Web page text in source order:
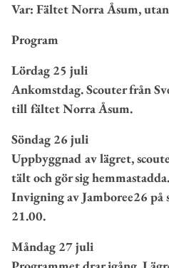
Var: Fältet Norra Åsum,
Program
Lördag 25 juli
Ankomstdag. Scouter från
till fältet Norra Åsum.
Söndag 26 juli
Uppbyggnad av lägret,
tält och gör sig hemmastadda.
Invigning av Jamboree26 på
21.00.
Måndag 27 juli